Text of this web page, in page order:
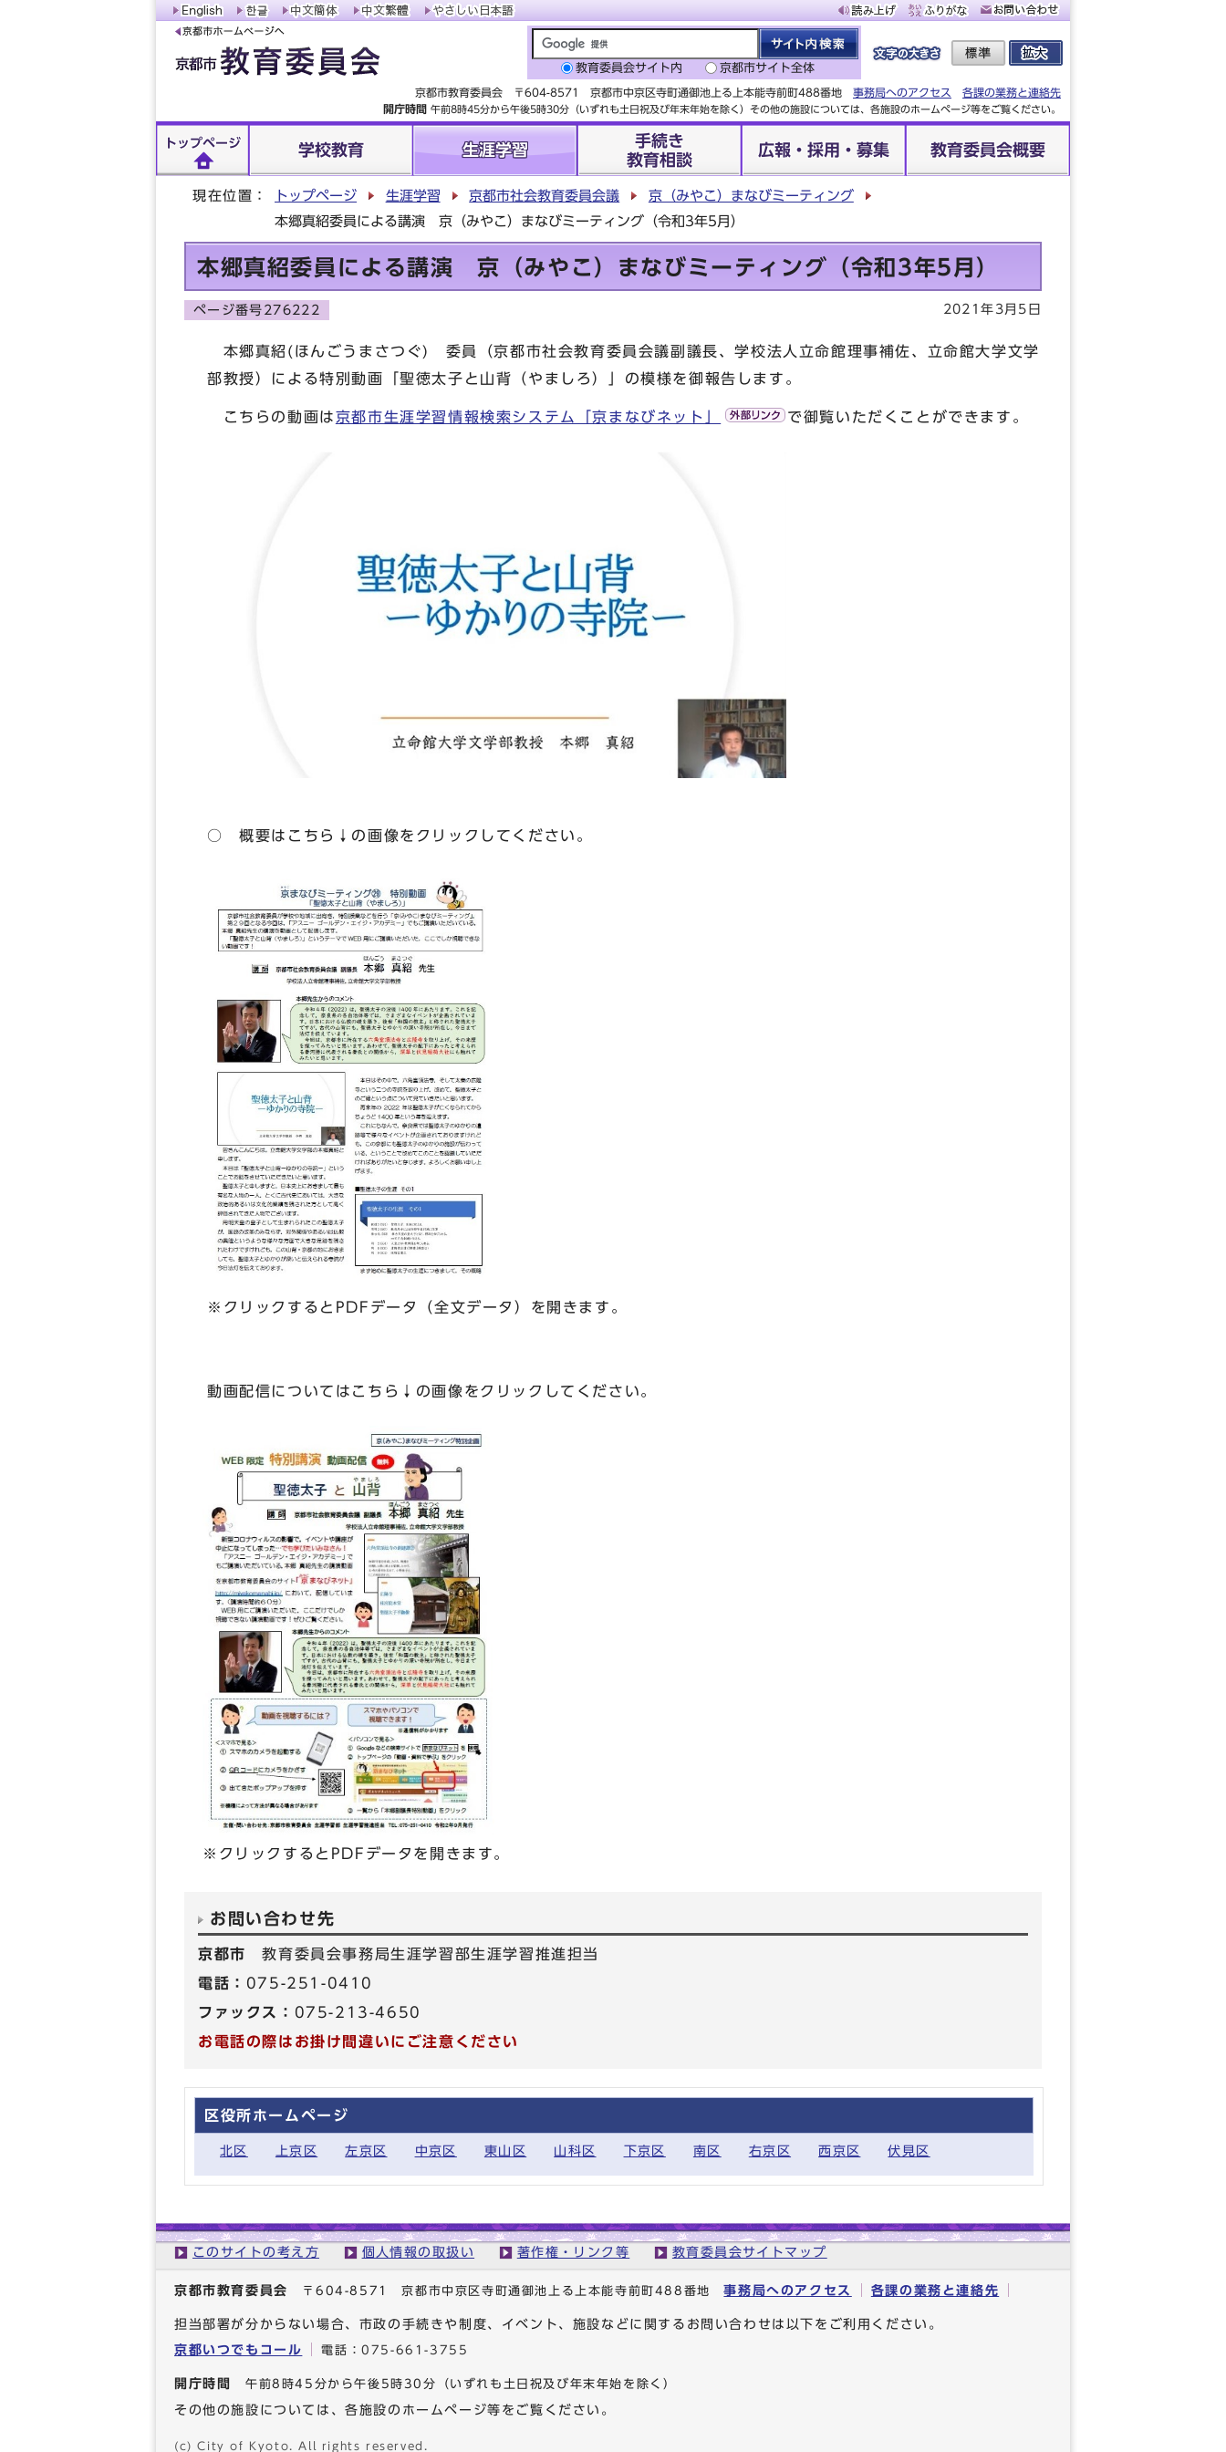
教育委員会サイト内 京都市サイト全体
京都市教育委員会 〒604-8571 京都市中京区寺町通御池上る上本能寺前町488番地 事務局へのアクセス
各課の業務と連絡先
開庁時間 午前8時45分から午後5時30分（いずれも土日祝及び年末年始を除く）その他の施設については、各施設のホームページ等をご覧ください。
トップページ 学校教育 生涯学習
手続き
教育相談
広報・採用・募集 教育委員会概要
現在位置： トップページ 生涯学習 京都市社会教育委員会議
京（みやこ）まなびミーティング
本郷真紹委員による講演 京（みやこ）まなびミーティング（令和3年5月）
本郷真紹委員による講演 京（みやこ）まなびミーティング（令和3年5月）
ページ番号276222 2021年3月5日
本郷真紹(ほんごうまさつぐ) 委員（京都市社会教育委員会議副議長、学校法人立命館理事補佐、立命館大学文学
部教授）による特別動画「聖徳太子と山背（やましろ）」の模様を御報告します。
こちらの動画は京都市生涯学習情報検索システム「京まなびネット」 で御覧いただくことができます。
○ 概要はこちら↓の画像をクリックしてください。
※クリックするとPDFデータ（全文データ）を開きます。
動画配信についてはこちら↓の画像をクリックしてください。
※クリックするとPDFデータを開きます。
お問い合わせ先
京都市教育委員会事務局生涯学習部生涯学習推進担当
電話： 075-251-0410
ファックス： 075-213-4650
お電話の際はお掛け間違いにご注意ください
区役所ホームページ
北区 上京区 左京区 中京区 東山区 山科区 下京区 南区 右京区 西京区 伏見区
このサイトの考え方 個人情報の取扱い 著作権・リンク等 教育委員会サイトマップ
京都市教育委員会 〒604-8571 京都市中京区寺町通御池上る上本能寺前町488番地事務局へのアクセス 各課の業務と連絡先
担当部署が分からない場合、市政の手続きや制度、イベント、施設などに関するお問い合わせは以下をご利用ください。
京都いつでもコール
電話：075-661-3755
開庁時間 午前8時45分から午後5時30分 （いずれも土日祝及び年末年始を除く）
その他の施設については、各施設のホームページ等をご覧ください。
(c) City of Kyoto. All rights reserved.